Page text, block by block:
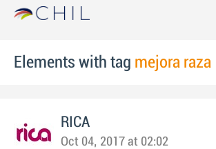
Elements with tag mejora raza
RICA
Oct 04, 2017 at 02:02